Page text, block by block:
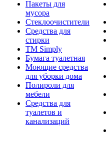
Пакеты для
мусора
Стеклоочистители
Средства для
стирки
TM Simply
Бумага туалетная
Моющие средства
для уборки дома
Полироли для
мебели
Средства для
туалетов и
канализаций